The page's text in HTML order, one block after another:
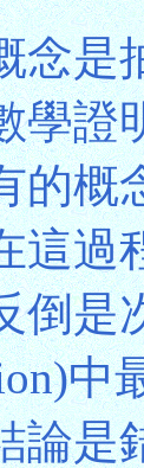
念是
學證
的概
這過
倒是
中
論是